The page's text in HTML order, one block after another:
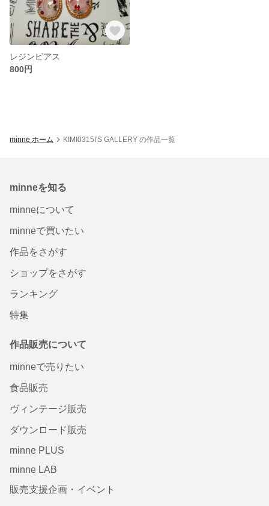
レジンピアス
800円
minne ホーム KIMI0315I'S GALLERY の作品一覧
minneを知る
minneについて
minneで買いたい
作品をさがす
ショップをさがす
ランキング
特集
作品販売について
minneで売りたい
食品販売
ヴィンテージ販売
ダウンロード販売
minne PLUS
minne LAB
販売支援企画・イベント